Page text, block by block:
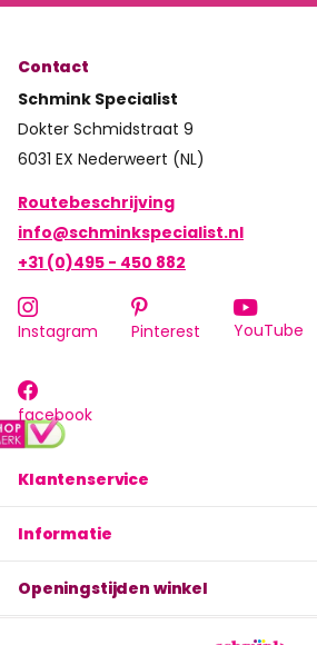
Klantenservice
Informatie
Openingstijden winkel
Contact
Schmink Specialist
Dokter Schmidstraat 9
6031 EX Nederweert (NL)
Routebeschrijving
info@schminkspecialist.nl
+31 (0)495 - 450 882
Instagram Pinterest YouTube
facebook